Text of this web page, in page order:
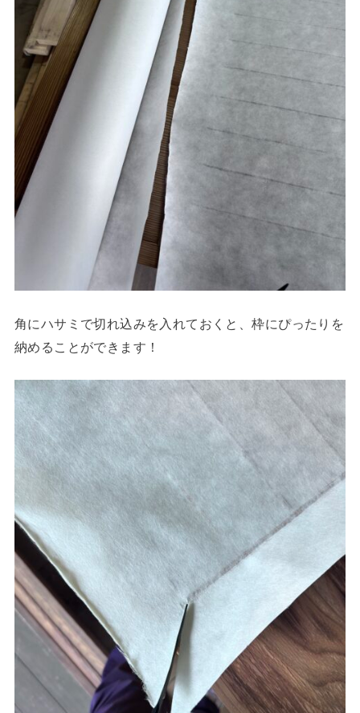
角にハサミで切れ込みを入れておくと、枠にぴったりを
納めることができます！